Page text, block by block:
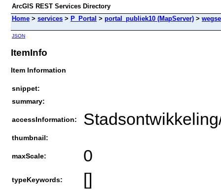
ArcGIS REST Services Directory
Home > services > P_Portal > portal_publiek10 (MapServer) >
JSON
ItemInfo
Item Information
snippet:
summary:
accessInformation:
thumbnail:
maxScale: 0
typeKeywords: []